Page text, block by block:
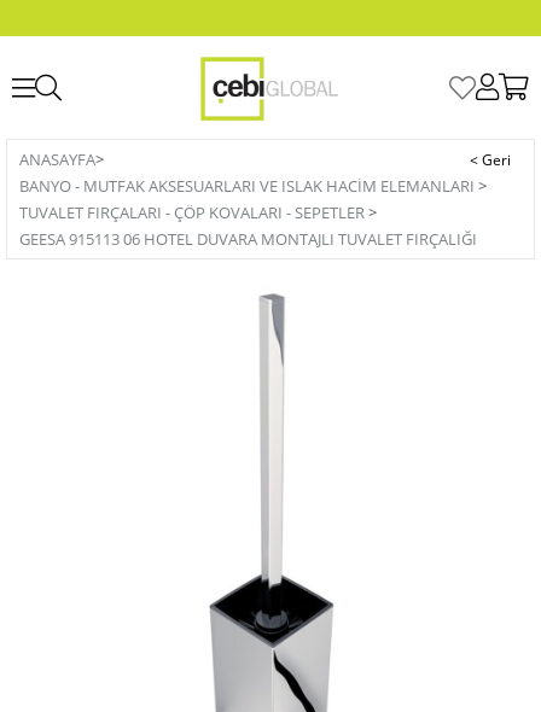
ANASAYFA>
BANYO - MUTFAK AKSESUARLARI VE ISLAK HACIM ELEMANLARI >
TUVALET FIRÇALARI - ÇÖP KOVALARI - SEPETLER>
GEESA 915113 06 HOTEL DUVARA MONTAJLI TUVALET FIRÇALIĞI